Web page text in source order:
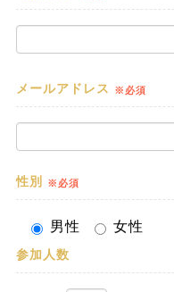
メールアドレス ※必須
性別 ※必須
男性 女性
参加人数